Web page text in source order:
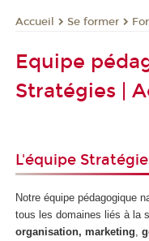
Accueil Se former
Equipe
Stratégies |
L'équipe
Notre équipe pédagogique
tous les domaines liés à la
organisation, marketing